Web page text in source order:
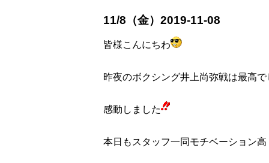
11/8（金） 2019-11-08
皆様こんにちわ
昨夜のボクシング井上尚弥戦は最高で
感動しました
本日もスタッフ一同モチベーション